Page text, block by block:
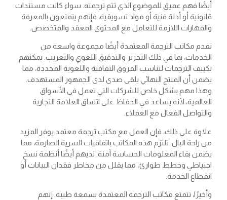
أيضًا فهم عميق للموضوع الذي تتم ترجمته. سواء كانت مستندات
قانونية أو أدلة فنية أو مواد تسويقية، فإنهم يتمتعون بالمعرفة
والمهارات اللازمة للتعامل مع المحتوى المعقد والمتخصص.
تقدم مكاتب الترجمة المعتمدة أيضًا مجموعة واسعة من
الخدمات، بما في ذلك التحرير والتدقيق اللغوي والتعريب. يمكنهم
تكييف الترجمات لتناسب الفروق الثقافية واللغوية المحددة، مما
يضمن أن المنتج النهائي يلقى صدى لدى الجمهور المستهدف.
وهذا مهم بشكل خاص للشركات التي تعمل في الأسواق
العالمية، لأنه يساعد في الحفاظ على اتساق العلامة التجارية
والتواصل الفعال مع العملاء.
علاوة على ذلك، فإن العمل مع مكتب ترجمة معتمد يوفر المزيد
من راحة البال. تلتزم هذه المكاتب باتفاقيات السرية الصارمة، مما
يضمن بقاء المعلومات الحساسة آمنة. لديهم أيضًا أنظمة نسخ
احتياطي وخطط طوارئ، مما يقلل من مخاطر فقدان البيانات أو
انقطاع الخدمة.
وأخيرًا، تتمتع مكاتب الترجمة المعتمدة بسمعة طيبة. إنهم